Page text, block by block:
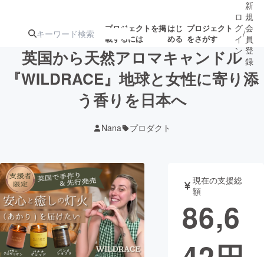
プロジェクトを掲
載するには
はじ
める
プロジェクト
をさがす
注目のリ 注目の新着プロ
ジェクト
募集終了が近いプ
テクノロジー・ガジェット
映像・映画 書籍・雑誌
ビジネス・起業 チャレンジ
ロ
グ
イ
ン
/
新
規
会
員
登
録
英国から天然アロマキャンドル
『WILDRACE』地球と女性に寄り添
う香りを日本へ
Nana プロダクト
現在の支援総
額
86,6